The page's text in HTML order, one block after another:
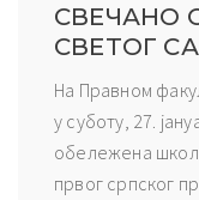
СВЕЧАНО
СВЕТОГ
На Правном
у суботу, 27.
обележена
првог српског